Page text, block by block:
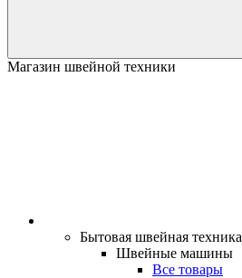
Магазин швейной техники
Бытовая швейная техника
Швейные машины
Все товары